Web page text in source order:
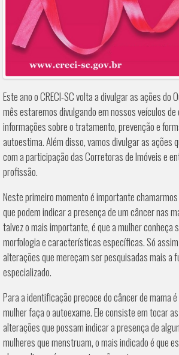
Este ano o CRECI-SC volta a divulgar as ações do
mês estaremos divulgando em nossos veículos
informações sobre o tratamento, prevenção e
autoestima. Além disso, vamos divulgar as ações
com a participação das Corretoras de Imóveis e
profissão.
Neste primeiro momento é importante
que podem indicar a presença de um câncer nas
talvez o mais importante, é que a mulher conheça
morfologia e características específicas. Só
alterações que mereçam ser pesquisadas mais a
especializado.
Para a identificação precoce do câncer de mama
mulher faça o autoexame. Ele consiste em tocar
alterações que possam indicar a presença de
mulheres que menstruam, o mais indicado é que